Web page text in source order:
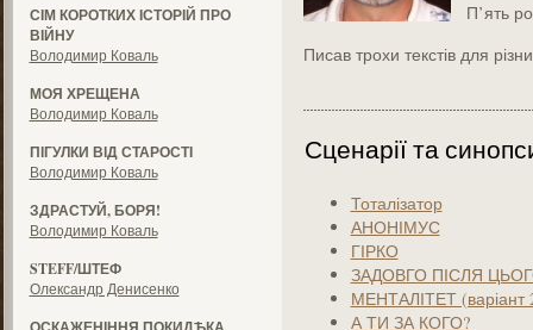
СІМ КОРОТКИХ ІСТОРІЙ ПРО
ВІЙНУ
Володимир Коваль
МОЯ ХРЕЩЕНА
Володимир Коваль
ПІГУЛКИ ВІД СТАРОСТІ
Володимир Коваль
ЗДРАСТУЙ, БОРЯ!
Володимир Коваль
STEFF/ШТЕФ
Олександр Денисенко
П’ять
Писав трохи текстів для
Сценарії та
Тоталізатор
АНОНІМУС
ГІРКО
ЗАДОВГО ПІСЛЯ
МЕНТАЛІТЕТ (варіант
А ТИ ЗА КОГО?